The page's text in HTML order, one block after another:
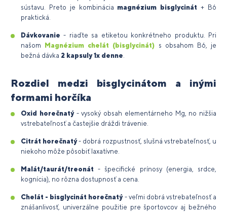
sústavu. Preto je kombinácia magnézium bisglycinát + B6
praktická.
Dávkovanie - riaďte sa etiketou konkrétneho produktu. Pri
našom
Magnézium chelát (bisglycinát) s obsahom B6, je
bežná dávka 2 kapsuly 1x denne.
Rozdiel medzi bisglycinátom a inými
formami horčíka
Oxid horečnatý- vysoký obsah elementárneho Mg, no nižšia
vstrebateľnosť a častejšie dráždi trávenie.
Citrát horečnatý- dobrá rozpustnosť, slušná vstrebateľnosť, u
niekoho môže pôsobiť laxatívne.
Malát/taurát/treonát - špecifické prínosy (energia, srdce,
kognícia), no rôzna dostupnosť a cena.
Chelát - bisglycinát horečnatý- veľmi dobrá vstrebateľnosť a
znášanlivosť, univerzálne použitie pre športovcov aj bežného